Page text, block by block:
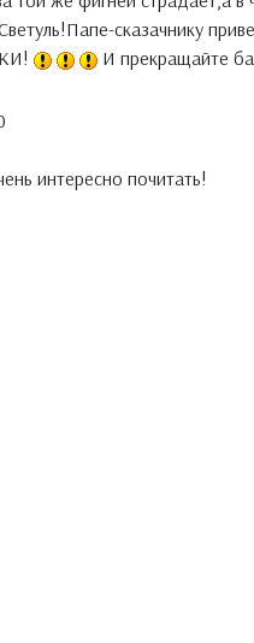
сказачнику
И прекращайте
интересно почитать!